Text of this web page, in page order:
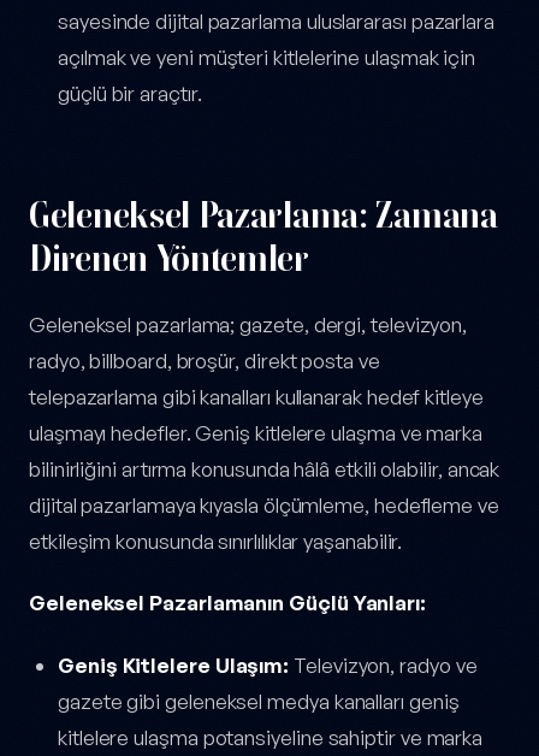
sayesinde dijital pazarlama uluslararası pazarlara
açılmak ve yeni müşteri kitlelerine ulaşmak için
güçlü bir araçtır.
Geleneksel Pazarlama: Zamana
Direnen Yöntemler
Geleneksel pazarlama; gazete, dergi, televizyon,
radyo, billboard, broşür, direkt posta ve
telepazarlama gibi kanalları kullanarak hedef kitleye
ulaşmayı hedefler. Geniş kitlelere ulaşma ve marka
bilinirliğini artırma konusunda hâlâ etkili olabilir, ancak
dijital pazarlamaya kıyasla ölçümleme, hedefleme ve
etkileşim konusunda sınırlılıklar yaşanabilir.
Geleneksel Pazarlamanın Güçlü Yanları:
Geniş Kitlelere Ulaşım: Televizyon, radyo ve
gazete gibi geleneksel medya kanalları geniş
kitlelere ulaşma potansiyeline sahiptir ve marka